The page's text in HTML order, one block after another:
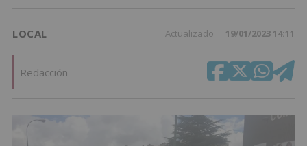
LOCAL Actualizado 19/01/2023 14:11
Redacción